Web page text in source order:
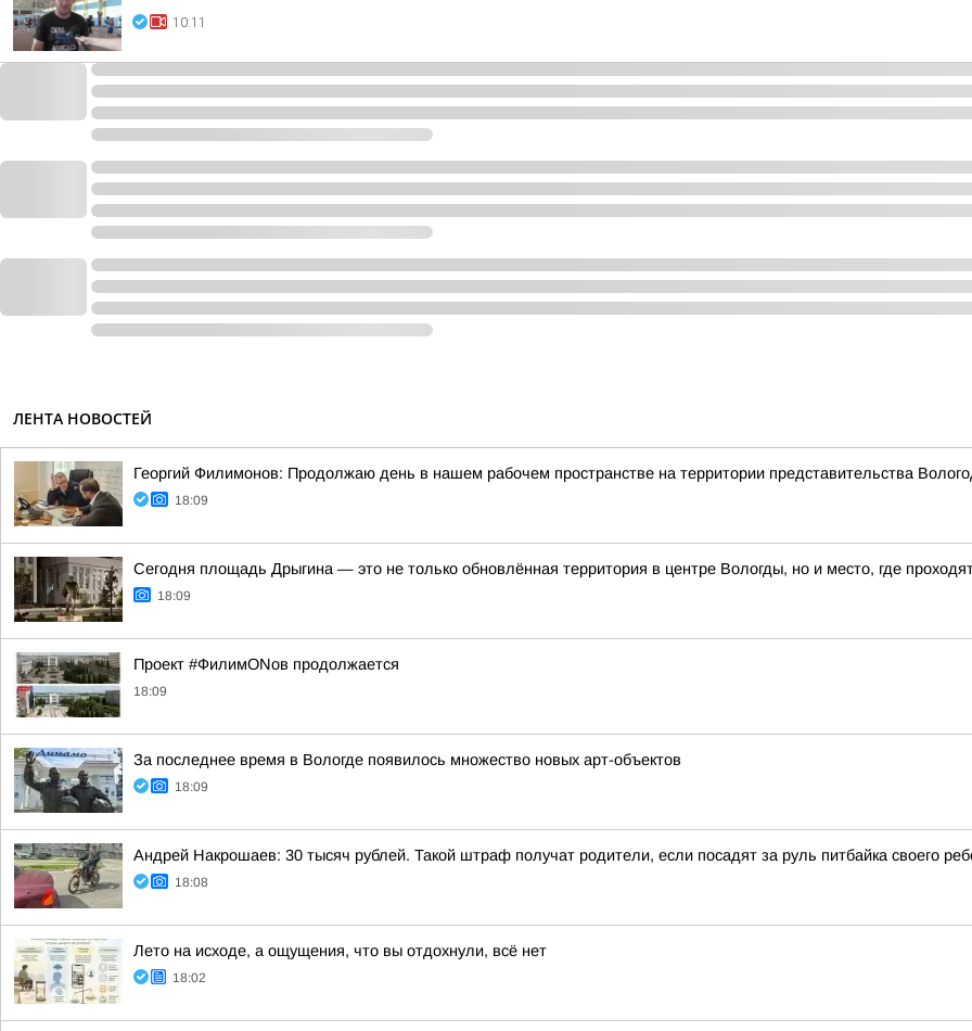
10:11
ЛЕНТА НОВОСТЕЙ
Георгий Филимонов: Продолжаю день в нашем рабочем пространстве на территории представительства
18:09
Сегодня площадь Дрыгина — это не только обновлённая территория в центре Вологды, но и место, где
18:09
Проект #ФилимONов продолжается
18:09
За последнее время в Вологде появилось множество новых арт-объектов
18:09
Андрей Накрошаев: 30 тысяч рублей. Такой штраф получат родители, если посадят за руль питбайка своего
18:08
Лето на исходе, а ощущения, что вы отдохнули, всё нет
18:02